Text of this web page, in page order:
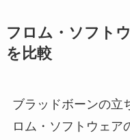
フロム・ソフト
を比較
ブラッドボーンの立
ロム・ソフトウェア